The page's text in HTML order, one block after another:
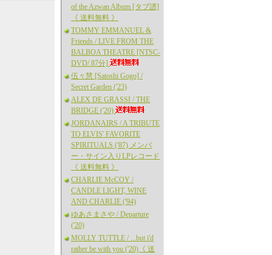
of the Azwan Album [タブ譜]
《 送料無料 》
TOMMY EMMANUEL &
Friends / LIVE FROM THE
BALBOA THEATRE [NTSC-
DVD/ 87分]
伍々慧 [Satoshi Gogo] /
Secret Garden ('23)
ALEX DE GRASSI / THE
BRIDGE ('20)
JORDANAIRS / A TRIBUTE
TO ELVIS' FAVORITE
SPIRITUALS ('87) メンバ
ー・サイン入りLPレコード
《 送料無料 》
CHARLIE McCOY /
CANDLE LIGHT, WINE
AND CHARLIE ('94)
ゆあさまさや / Departure
('20)
MOLLY TUTTLE / ...but i'd
rather be with you ('20)《 送